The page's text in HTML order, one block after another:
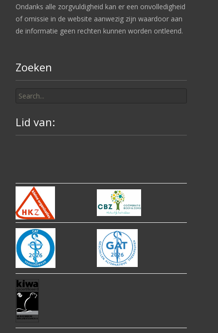
Ondanks alle zorgvuldigheid kan er een onvolledigheid
of omissie in de website aanwezig zijn waardoor aan
de informatie geen rechten kunnen worden ontleend.
Zoeken
for:
Lid van: